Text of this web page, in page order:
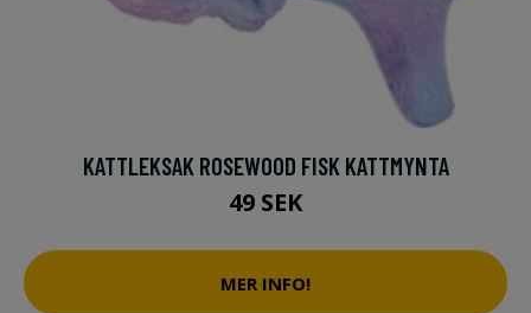
KATTLEKSAK ROSEWOOD FISK KATTMYNTA
49 SEK
MER INFO!